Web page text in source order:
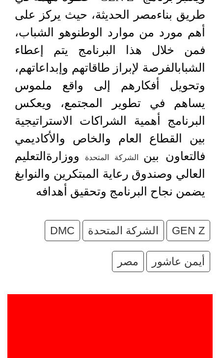
طريق بناءمصر الحديثة، حيث يركز على
أهم مورد من موارد الوطنوهو الشباب،
فمن خلال هذا البرنامج يتم إعطاء
الشبابالفرصة لإبراز طاقاتهم وإبداعاتهم،
وتحويل أفكارهم إلى واقع ملموس
يساهم في تطوير المجتمع، ويعكس
البرنامج أهمية الشراكات الاستراتيجية
بين القطاع العام والخاص والأكاديمي
فالتعاون بين الشركة المتحدة
ووزارةالتعليم
العالي وصندوق رعاية المبتكرين والنوابغ
يضمن نجاح البرنامج وتحقيق أهدافه
GEN Z الشركة المتحدة DMC
أيمن عاشور مصر